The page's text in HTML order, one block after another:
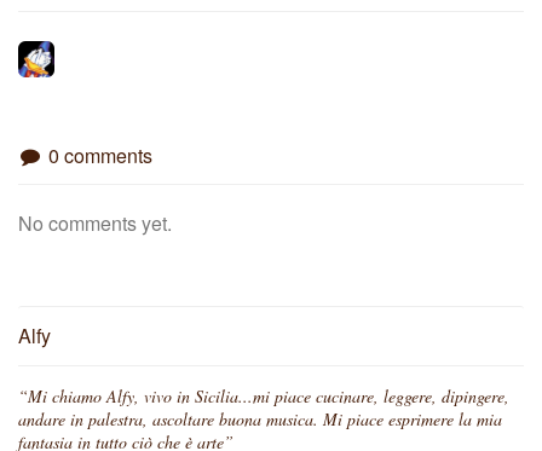
0 comments
No comments yet.
Alfy
“Mi chiamo Alfy, vivo in Sicilia...mi piace cucinare, leggere, dipingere,
andare in palestra, ascoltare buona musica. Mi piace esprimere la mia
fantasia in tutto ciò che è arte”